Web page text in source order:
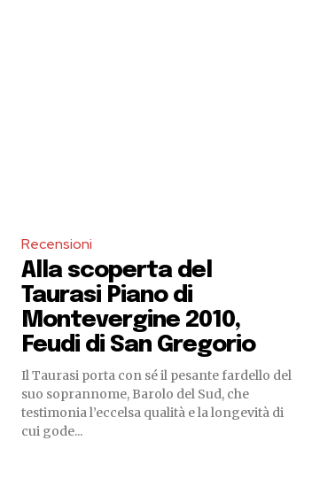
Recensioni
Alla scoperta del
Taurasi Piano di
Montevergine 2010,
Feudi di San Gregorio
Il Taurasi porta con sé il pesante fardello del
suo soprannome, Barolo del Sud, che
testimonia l’eccelsa qualità e la longevità di
cui gode...